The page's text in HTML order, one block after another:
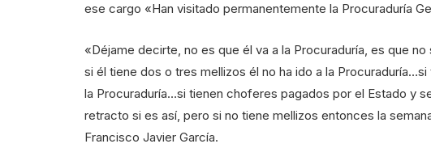
ese cargo «Han visitado permanentemente la Procuraduría
«Déjame decirte, no es que él va a la Procuraduría, es que
si él tiene dos o tres mellizos él no ha ido a la
la Procuraduría…si tienen choferes pagados por el Estado y
retracto si es así, pero si no tiene mellizos entonces la
Francisco Javier García.